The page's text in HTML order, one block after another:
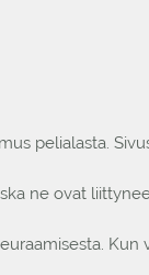
pelialasta.
ne ovat
Kun